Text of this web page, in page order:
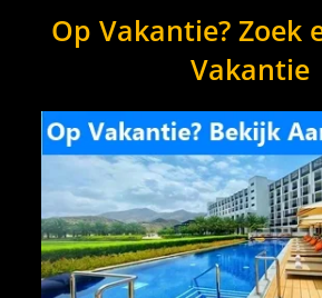
Op Vakantie? Zoek
Vakantie